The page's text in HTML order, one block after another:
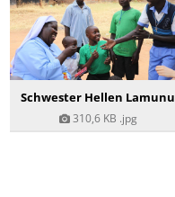
Schwester Hellen Lamunu
310,6 KB .jpg